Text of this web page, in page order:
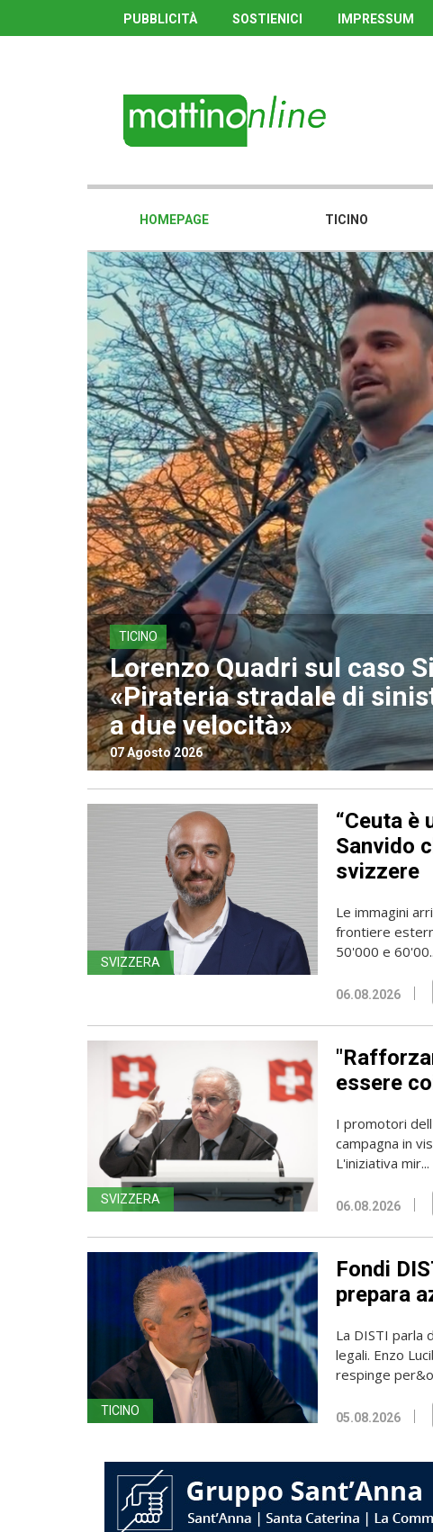
PUBBLICITÀ SOSTIENICI IMPRESSUM
HOMEPAGE TICINO
TICINO
Lorenzo Quadri sul caso
«Pirateria stradale di
a due velocità»
07 Agosto 2026
SVIZZERA
“Ceuta è
Sanvido
svizzere
Le immagini
frontiere
50'000 e
06.08.2026
SVIZZERA
essere
I promotori
campagna in
L'iniziativa mir...
06.08.2026
TICINO
Fondi
prepara
La DISTI parla
legali. Enzo
respinge
05.08.2026